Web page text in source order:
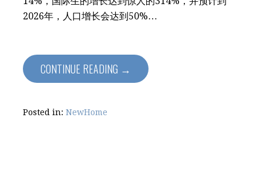
2026年，人口增长会达到50%…
CONTINUE READING →
Posted in: NewHome